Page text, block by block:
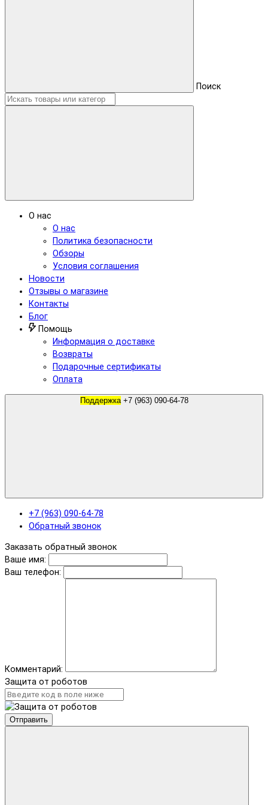
Поиск
О нас
О нас
Политика безопасности
Обзоры
Условия соглашения
Новости
Отзывы о магазине
Контакты
Блог
Помощь
Информация о доставке
Возвраты
Подарочные сертификаты
Оплата
Поддержка +7 (963) 090-64-78
+7 (963) 090-64-78
Обратный звонок
Заказать обратный звонок
Ваше имя:
Ваш телефон:
Комментарий:
Защита от роботов
Отправить